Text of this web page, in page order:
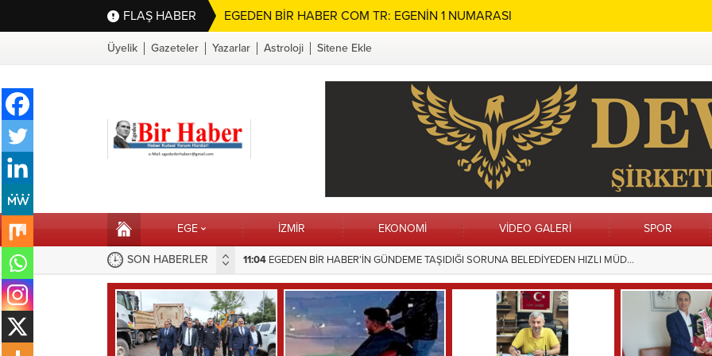
FLAŞ HABER EGEDEN BİR HABER COM TR: EGENİN 1 NUMARASI
Üyelik Gazeteler Yazarlar Astroloji Sitene Ekle
EGE İZMİR EKONOMİ VİDEO GALERİ SPOR
SON HABERLER
TAŞIDIĞI SORUNA BELEDİYEDEN HIZLI MÜDAHALE 16:10 Selahattin Sapmaz’ın Adı Menteşe’de Sonsuza Dek Yaşayacak